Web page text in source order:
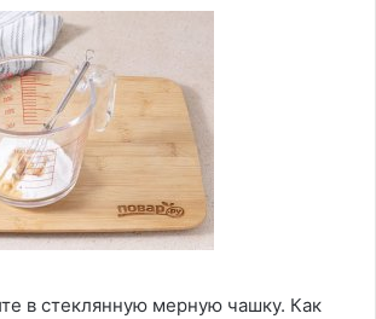
в стеклянную мерную чашку. Как